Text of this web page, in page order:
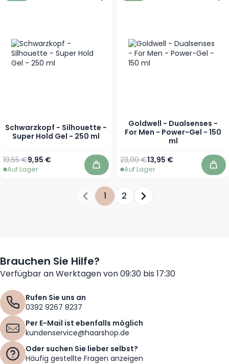
Schwarzkopf - Silhouette -
Super Hold Gel - 250 ml
Sonderpreis
9,95 €
Regulärer Preis
19,55 €
Auf Lager In den Warenkorb
Goldwell - Dualsenses -
For Men - Power-Gel - 150
ml
Sonderpreis
13,95 €
Regulärer Preis
23,00 €
Auf Lager In
Sie lesen gerade die Seite
1 Seite
2 Seite
Brauchen Sie Hilfe?
Verfügbar an Werktagen von 09:30 bis 17:30
Rufen Sie uns an
0392 9267 8237
Per E-Mail ist ebenfalls möglich
kundenservice@haarshop.de
Oder suchen Sie lieber selbst?
Häufig gestellte Fragen anzeigen